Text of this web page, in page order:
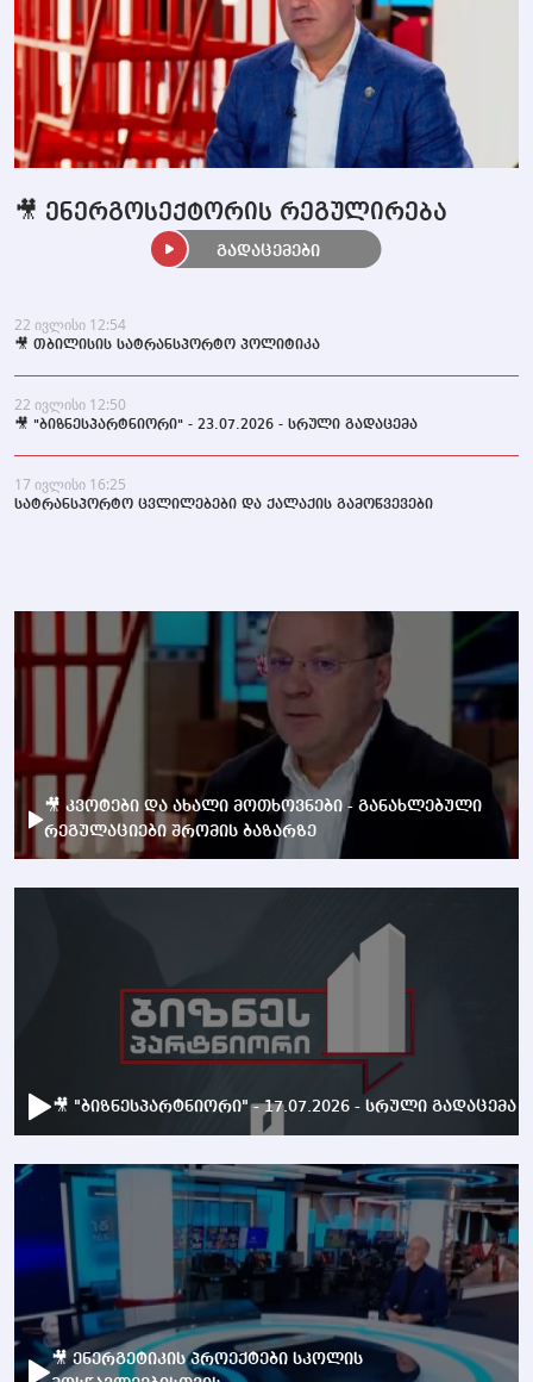
22 ივლისი 12:54
🎥 თბილისის სატრანსპორტო პოლიტიკა
22 ივლისი 12:50
🎥 "ბიზნესპარტნიორი" - 23.07.2026 - სრული გადაცემა
17 ივლისი 16:25
სატრანსპორტო ცვლილებები და ქალაქის გამოწვევები
🎥 ენერგოსექტორის რეგულირება
გადაცემები
🎥 კვოტები და ახალი მოთხოვნები - განახლებული
რეგულაციები შრომის ბაზარზე
🎥 "ბიზნესპარტნიორი" - 17.07.2026 - სრული გადაცემა
🎥 ენერგეტიკის პროექტები სკოლის